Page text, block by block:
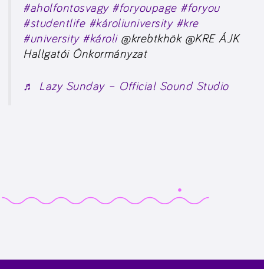
#aholfontosvagy #foryoupage #foryou
#studentlife #károliuniversity #kre
#university #károli@krebtkhök @KRE ÁJK
Hallgatói Önkormányzat
♬ Lazy Sunday – Official Sound Studio